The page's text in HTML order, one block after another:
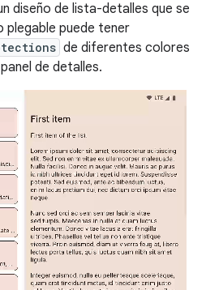
diseño de lista-detalles que se
plegable puede tener
de diferentes colores
de detalles.